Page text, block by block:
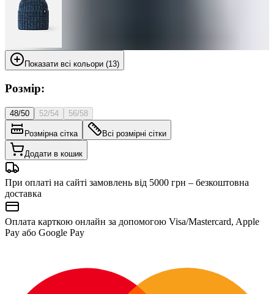
Показати всі кольори (13)
Розмір:
48/50 52/54 56/58
Розмірна сітка Всі розмірні сітки
Додати в кошик
При оплаті на сайті замовлень від 5000 грн – безкоштовна
доставка
Оплата карткою онлайн за допомогою Visa/Mastercard, Apple
Pay або Google Pay